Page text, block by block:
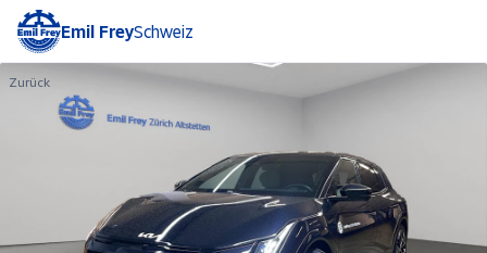
Emil FreySchweiz
Zurück